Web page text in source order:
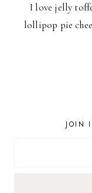
I love jelly
lollipop pie
JOIN